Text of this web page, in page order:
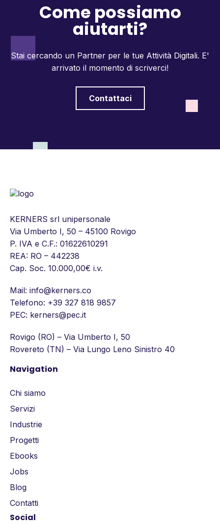
Come possiamo
aiutarti?
Stai cercando un Partner per le tue Attività Digitali. E'
arrivato il momento di scriverci!
Contattaci
KERNERS srl unipersonale
Via Umberto I, 50 – 45100 Rovigo
P. IVA e C.F.: 01622610291
REA: RO – 442238
Cap. Soc. 10.000,00€ i.v.
Mail: info@kerners.co
Telefono: +39 327 818 9857
PEC: kerners@pec.it
Rovigo (RO) – Via Umberto I, 50
Rovereto (TN) – Via Lungo Leno Sinistro 40
Navigation
Chi siamo
Servizi
Industrie
Progetti
Ebooks
Jobs
Blog
Contatti
Social